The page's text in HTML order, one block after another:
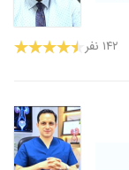
۱۴۲ نفر